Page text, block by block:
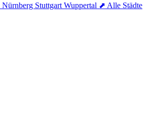
Nürnberg Stuttgart Wuppertal ⬈ Alle Städte